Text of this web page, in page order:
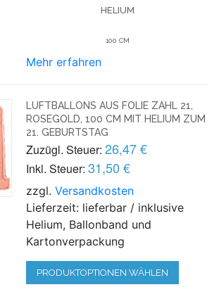
HELIUM
100 CM
Mehr erfahren
LUFTBALLONS AUS FOLIE ZAHL 21,
ROSEGOLD, 100 CM MIT HELIUM ZUM
21. GEBURTSTAG
Zuzügl. Steuer: 26,47 €
Inkl. Steuer: 31,50 €
zzgl.Versandkosten
Lieferzeit: lieferbar / inklusive
Helium, Ballonband und
Kartonverpackung
PRODUKTOPTIONEN WÄHLEN